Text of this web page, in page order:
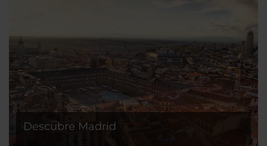
Descubre Madrid